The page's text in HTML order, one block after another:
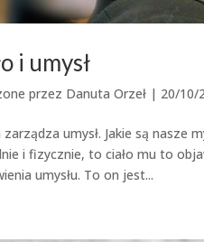
i umysł
przez Danuta Orzeł | 20/10/
zarządza umysł. Jakie są nasze
i fizycznie, to ciało mu to
umysłu. To on jest...